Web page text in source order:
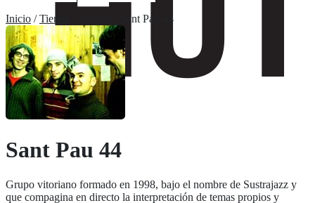
Inicio /Tienda / Artistas / Sant Pau 44
Sant Pau 44
Grupo vitoriano formado en 1998, bajo el nombre de Sustrajazz y
que compagina en directo la interpretación de temas propios y